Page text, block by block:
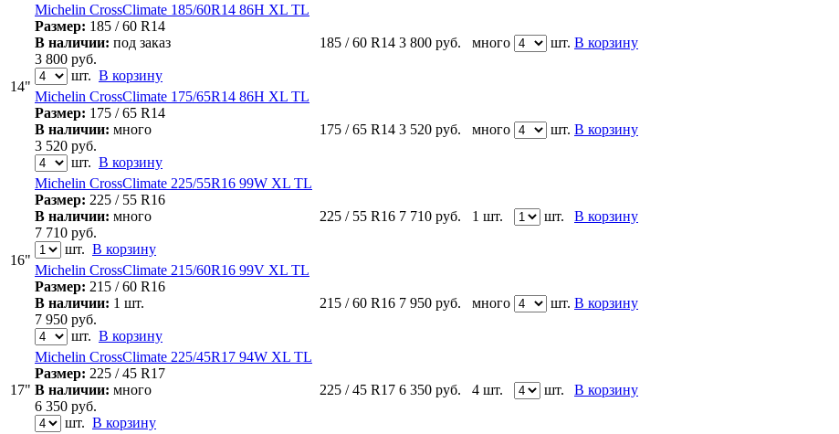
14"
Michelin CrossClimate 185/60R14 86H XL TL
Размер: 185 / 60 R14
В наличии: под заказ
3 800 руб.
шт. В корзину
185 / 60 R14 3 800 руб. много шт. В корзину
Michelin CrossClimate 175/65R14 86H XL TL
Размер: 175 / 65 R14
В наличии: много
3 520 руб.
шт. В корзину
175 / 65 R14 3 520 руб. много шт. В корзину
16"
Michelin CrossClimate 225/55R16 99W XL TL
Размер: 225 / 55 R16
В наличии: много
7 710 руб.
шт. В корзину
225 / 55 R16 7 710 руб. 1 шт. шт. В корзину
Michelin CrossClimate 215/60R16 99V XL TL
Размер: 215 / 60 R16
В наличии: 1 шт.
7 950 руб.
шт. В корзину
215 / 60 R16 7 950 руб. много шт. В корзину
17"
Michelin CrossClimate 225/45R17 94W XL TL
Размер: 225 / 45 R17
В наличии: много
6 350 руб.
шт. В корзину
225 / 45 R17 6 350 руб. 4 шт. шт. В корзину